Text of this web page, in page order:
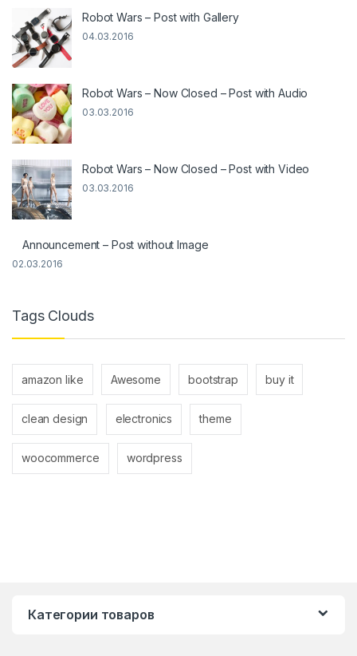
Robot Wars – Post with Gallery
04.03.2016
Robot Wars – Now Closed – Post with Audio
03.03.2016
Robot Wars – Now Closed – Post with Video
03.03.2016
Announcement – Post without Image
02.03.2016
Tags Clouds
amazon like Awesome bootstrap buy it
clean design electronics theme
woocommerce wordpress
Категории товаров